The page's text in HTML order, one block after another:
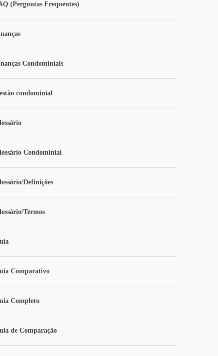
(Perguntas Frequentes)
Condominiais
condominial
Condominial
Definições
Termos
Comparativo
Completo
de Comparação